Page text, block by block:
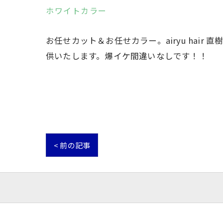
ホワイトカラー
お任せカット＆お任せカラー。airyu hair 直
供いたします。爆イケ間違いなしです！！
< 前の記事